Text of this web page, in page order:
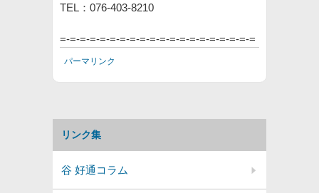
TEL：076-403-8210
=-=-=-=-=-=-=-=-=-=-=-=-=-=-=-=-=-=-=-=
パーマリンク
リンク集
谷 好通コラム